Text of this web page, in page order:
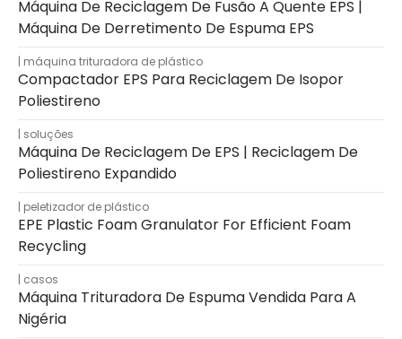
Máquina De Reciclagem De Fusão A Quente EPS |
Máquina De Derretimento De Espuma EPS
máquina trituradora de plástico
Compactador EPS Para Reciclagem De Isopor
Poliestireno
soluções
Máquina De Reciclagem De EPS | Reciclagem De
Poliestireno Expandido
peletizador de plástico
EPE Plastic Foam Granulator For Efficient Foam
Recycling
casos
Máquina Trituradora De Espuma Vendida Para A
Nigéria